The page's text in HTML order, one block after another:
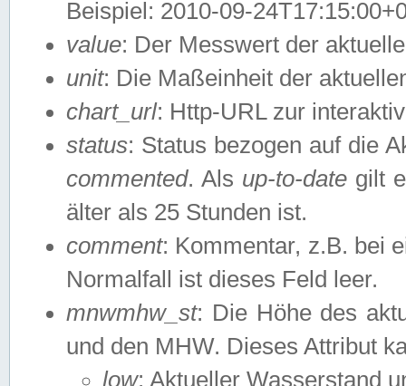
Beispiel: 2010-09-
value: Der Messwert der
unit: Die Maßeinheit der
chart_url: Http-URL zur
status: Status bezogen auf die
commented. Als up-to-date gilt
älter als 25 Stunden ist.
comment: Kommentar, z.B. bei
Normalfall ist dieses Feld leer.
mnwmhw_st: Die Höhe des
und den MHW. Dieses Attribut
low: Aktueller Wasserstand